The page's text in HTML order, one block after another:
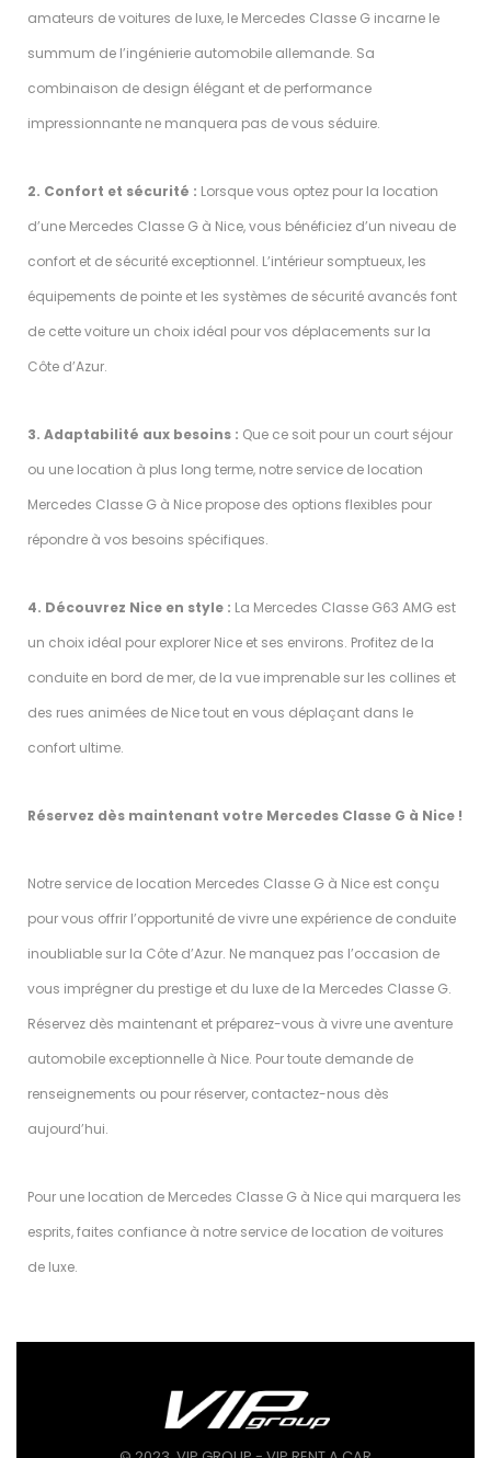
amateurs de voitures de luxe, le Mercedes Classe G incarne le
summum de l’ingénierie automobile allemande. Sa
combinaison de design élégant et de performance
impressionnante ne manquera pas de vous séduire.
2. Confort et sécurité : Lorsque vous optez pour la location
d’une Mercedes Classe G à Nice, vous bénéficiez d’un niveau de
confort et de sécurité exceptionnel. L’intérieur somptueux, les
équipements de pointe et les systèmes de sécurité avancés font
de cette voiture un choix idéal pour vos déplacements sur la
Côte d’Azur.
3. Adaptabilité aux besoins : Que ce soit pour un court séjour
ou une location à plus long terme, notre service de location
Mercedes Classe G à Nice propose des options flexibles pour
répondre à vos besoins spécifiques.
4. Découvrez Nice en style : La Mercedes Classe G63 AMG est
un choix idéal pour explorer Nice et ses environs. Profitez de la
conduite en bord de mer, de la vue imprenable sur les collines et
des rues animées de Nice tout en vous déplaçant dans le
confort ultime.
Réservez dès maintenant votre Mercedes Classe G à Nice !
Notre service de location Mercedes Classe G à Nice est conçu
pour vous offrir l’opportunité de vivre une expérience de conduite
inoubliable sur la Côte d’Azur. Ne manquez pas l’occasion de
vous imprégner du prestige et du luxe de la Mercedes Classe G.
Réservez dès maintenant et préparez-vous à vivre une aventure
automobile exceptionnelle à Nice. Pour toute demande de
renseignements ou pour réserver, contactez-nous dès
aujourd’hui.
Pour une location de Mercedes Classe G à Nice qui marquera les
esprits, faites confiance à notre service de location de voitures
de luxe.